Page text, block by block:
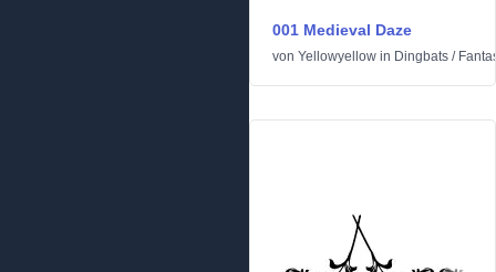
001 Medieval Daze
von Yellowyellow in Dingbats /